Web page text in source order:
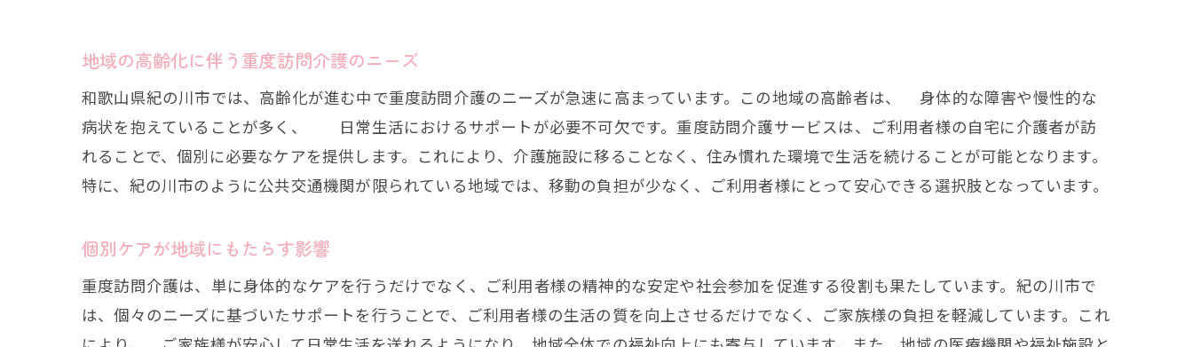
専門的な知識とスキルの活用
地域密着型ケアの利点
紀の川市独自の介護スタイル
住民の生活の質向上計画
地域の高齢化に伴う重度訪問介護のニーズ
和歌山県紀の川市では、高齢化が進む中で重度訪問介護のニーズが急速に高まっています。この地域の高齢者は、 身体的な障害や慢性的な
病状を抱えていることが多く、 日常生活におけるサポートが必要不可欠です。重度訪問介護サービスは、ご利用者様の自宅に介護者が訪
れることで、個別に必要なケアを提供します。これにより、介護施設に移ることなく、住み慣れた環境で生活を続けることが可能となります。
特に、紀の川市のように公共交通機関が限られている地域では、移動の負担が少なく、ご利用者様にとって安心できる選択肢となっています。
個別ケアが地域にもたらす影響
重度訪問介護は、単に身体的なケアを行うだけでなく、ご利用者様の精神的な安定や社会参加を促進する役割も果たしています。紀の川市で
は、個々のニーズに基づいたサポートを行うことで、ご利用者様の生活の質を向上させるだけでなく、ご家族様の負担を軽減しています。これ